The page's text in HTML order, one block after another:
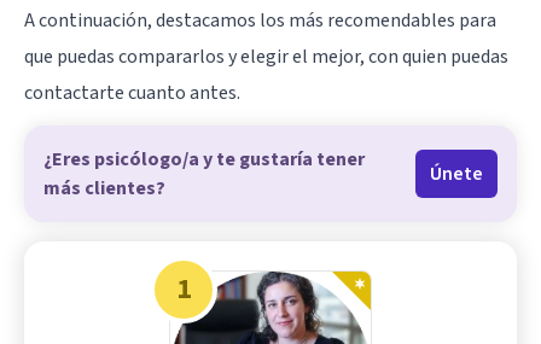
A continuación, destacamos los más recomendables para
que puedas compararlos y elegir el mejor, con quien puedas
contactarte cuanto antes.
¿Eres psicólogo/a y te gustaría tener
más clientes?
Únete
1